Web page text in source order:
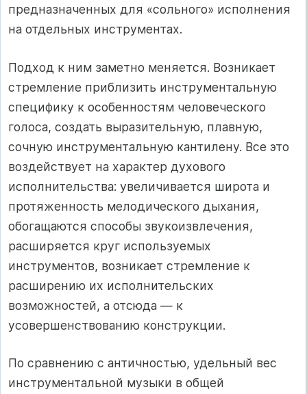
предназначенных для «сольного» исполнения
на отдельных инструментах.
Подход к ним заметно меняется. Возникает
стремление приблизить инструментальную
специфику к особенностям человеческого
голоса, создать выразительную, плавную,
сочную инструментальную кантилену. Все это
воздействует на характер духового
исполнительства: увеличивается широта и
протяженность мелодического дыхания,
обогащаются способы звукоизвлечения,
расширяется круг используемых
инструментов, возникает стремление к
расширению их исполнительских
возможностей, а отсюда — к
усовершенствованию конструкции.
По сравнению с античностью, удельный вес
инструментальной музыки в общей